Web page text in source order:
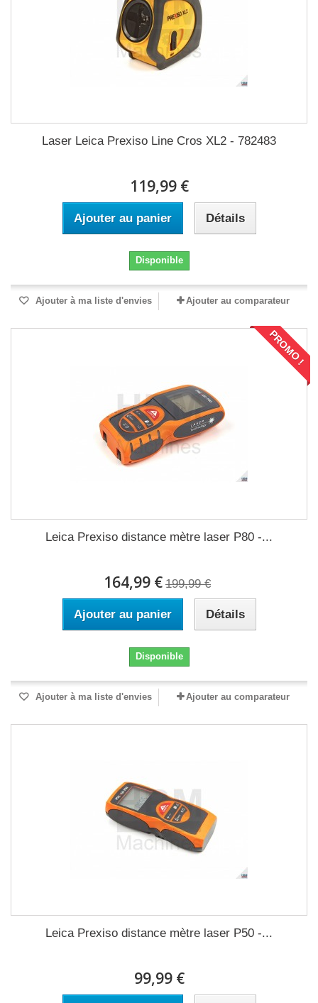
Laser Leica Prexiso Line Cros XL2 - 782483
119,99 €
Ajouter au panier Détails
Disponible
Ajouter à ma liste d'envies Ajouter au comparateur
PROMO !
Leica Prexiso distance mètre laser P80 -...
164,99 € 199,99 €
Ajouter au panier Détails
Disponible
Ajouter à ma liste d'envies Ajouter au comparateur
Leica Prexiso distance mètre laser P50 -...
99,99 €